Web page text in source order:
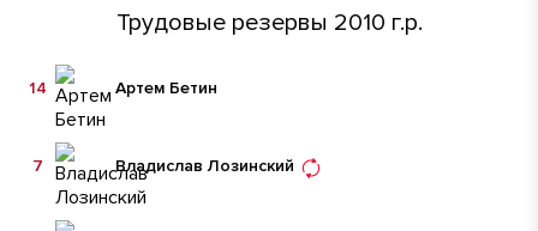
Трудовые резервы 2010 г.р.
Артем Бетин
14
Владислав Лозинский
7